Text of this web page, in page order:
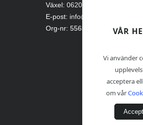
Växel: 0620-161 41
E-post: info@nordenhydraulic.se
Org-nr: 556531-8424
VÅR
Vi använder
acceptera
om vår